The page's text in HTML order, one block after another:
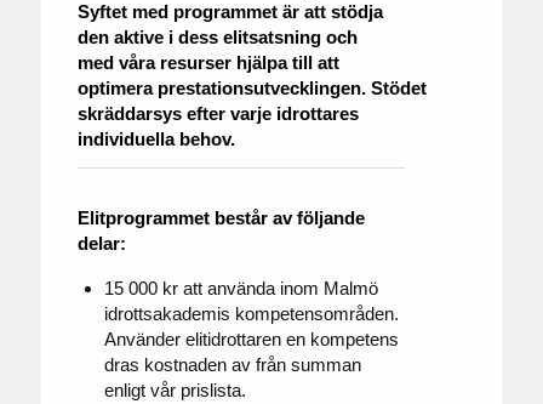
Syftet med programmet är att stödja
den aktive i dess elitsatsning och
med våra resurser hjälpa till att
optimera prestationsutvecklingen. Stödet
skräddarsys efter varje idrottares
individuella behov.
Elitprogrammet består av följande
delar:
15 000 kr att använda inom Malmö
idrottsakademis kompetensområden.
Använder elitidrottaren en kompetens
dras kostnaden av från summan
enligt vår prislista.